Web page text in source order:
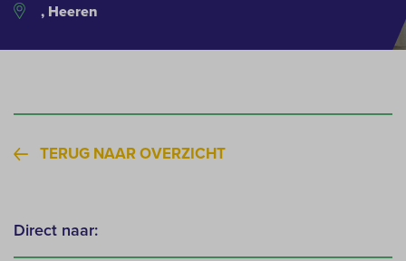
, Heeren
TERUG NAAR OVERZICHT
Direct naar: